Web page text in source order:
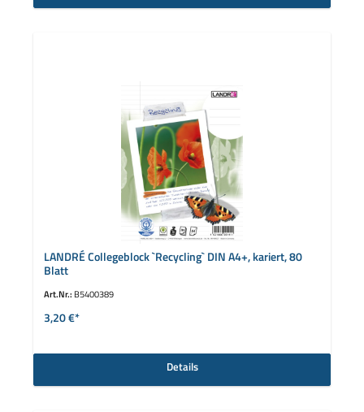
LANDRÉ Collegeblock `Recycling` DIN A4+, kariert, 80
Blatt
Art.Nr.: B5400389
3,20 €*
Details